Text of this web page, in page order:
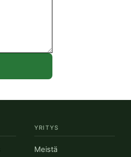
YRITYS
Meistä